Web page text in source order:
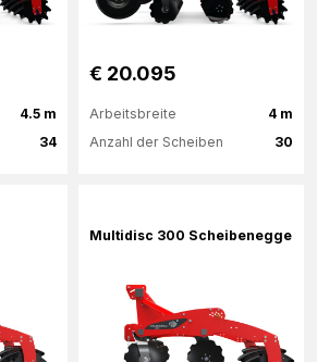
4.5 m
34
€ 20.095
4 m
Arbeitsbreite
30
Anzahl der Scheiben
Multidisc 300 Scheibenegge